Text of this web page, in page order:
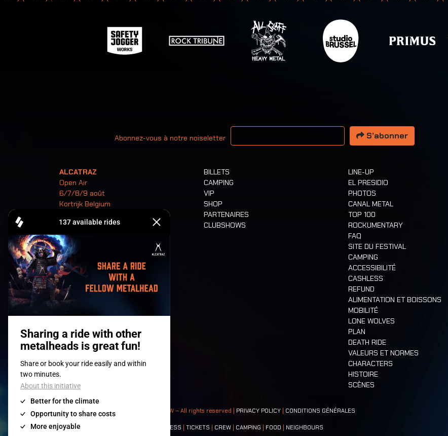
Abonnez-vous à notre noiseletter
Votre adresse email
S’abonner
ALCATRAZ
Open Air
6/7/8/9 août
Kortrijk Belgium
Billets
BILLETS
CAMPING
VIP
SHOP
PARTENAIRES
CLUBSHOWS
LINE-UP
EL PRESIDIO
PHOTOS
CANAL METAL
TOP 100
ROCKUMENTARY
FAQ
SITE DU FESTIVAL
CAMPING
ACCESSIBILITÉ
CASHLESS
REFUND
ALIMENTATION ET BOISSONS
MOBILITÉ
LONE WOLVES
PLAN
DEATH RIDE
VALEURS ET NORMES
CHARACTERS
HISTOIRE
SCÈNES
© 2008-2026 - Apache Productions VZW – All rights reserved | PRIVACY POLICY CONDITIONS GÉNÉRALES
Contact: PRESS TICKETS CREW CAMPING FOOD NEIGHBOURS